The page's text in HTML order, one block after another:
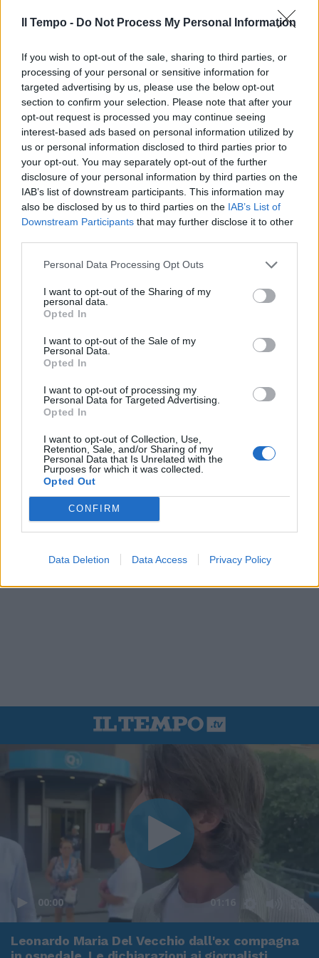
Il Tempo - Do Not Process My Personal Information
If you wish to opt-out of the sale, sharing to third parties, or
processing of your personal or sensitive information for
targeted advertising by us, please use the below opt-out
section to confirm your selection. Please note that after your
opt-out request is processed you may continue seeing
interest-based ads based on personal information utilized by
us or personal information disclosed to third parties prior to
your opt-out. You may separately opt-out of the further
disclosure of your personal information by third parties on the
IAB’s list of downstream participants. This information may
also be disclosed by us to third parties on the IAB’s List of
Downstream Participants that may further disclose it to other
Personal Data Processing Opt Outs
I want to opt-out of the Sharing of my
personal data.
Opted In
I want to opt-out of the Sale of my
Personal Data.
Opted In
I want to opt-out of processing my
Personal Data for Targeted Advertising.
Opted In
I want to opt-out of Collection, Use,
Retention, Sale, and/or Sharing of my
Personal Data that Is Unrelated with the
Purposes for which it was collected.
Opted Out
CONFIRM
Data Deletion Data Access Privacy Policy
In evidenza
00:00 01:16
Leonardo Maria Del Vecchio dall'ex compagna